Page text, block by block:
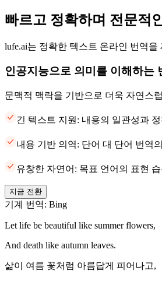
빠르고 정확하며 전문적
lufe.ai는 정확한 텍스트 온라인 번역
인공지능으로 의미를 이해하는
문맥적 맥락을 기반으로 더욱 자연스
긴 텍스트 지원: 내용의 일관성과
내용 기반 의역: 단어 대 단어 번역
유창한 자연어: 목표 언어의 표현
지금 전환
기계 번역: Bing
Let life be beautiful like summer flowers,
And death like autumn leaves.
삶이 여름 꽃처럼 아름답게 피어나고,